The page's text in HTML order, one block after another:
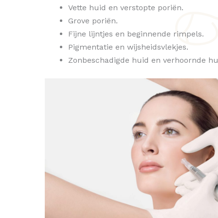
Vette huid en verstopte poriën.
Grove poriën.
Fijne lijntjes en beginnende rimpels.
Pigmentatie en wijsheidsvlekjes.
Zonbeschadigde huid en verhoornde